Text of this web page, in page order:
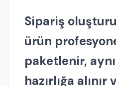
Sipariş
ürün
paketlenir,
hazırlığa